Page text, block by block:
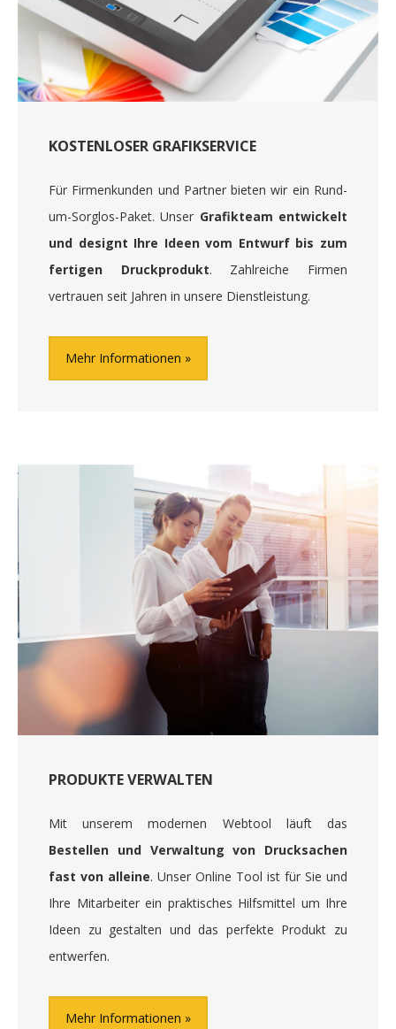
KOSTENLOSER GRAFIKSERVICE
Für Firmenkunden und Partner bieten wir ein Rund-
um-Sorglos-Paket. Unser Grafikteam entwickelt
und designt Ihre Ideen vom Entwurf bis zum
fertigen Druckprodukt. Zahlreiche Firmen
vertrauen seit Jahren in unsere Dienstleistung.
Mehr Informationen
PRODUKTE VERWALTEN
Mit unserem modernen Webtool läuft das
Bestellen und Verwaltung von Drucksachen
fast von alleine. Unser Online Tool ist für Sie und
Ihre Mitarbeiter ein praktisches Hilfsmittel um Ihre
Ideen zu gestalten und das perfekte Produkt zu
entwerfen.
Mehr Informationen